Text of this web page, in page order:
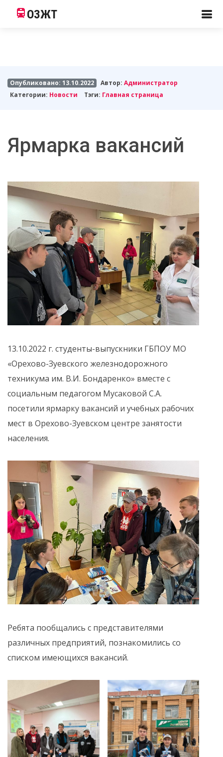
ОЗЖТ
Опубликовано: 13.10.2022 Автор:Администратор
Категории: Новости Тэги: Главная страница
Ярмарка вакансий
13.10.2022 г. студенты-выпускники ГБПОУ МО
«Орехово-Зуевского железнодорожного
техникума им. В.И. Бондаренко» вместе с
социальным педагогом Мусаковой С.А.
посетили ярмарку вакансий и учебных рабочих
мест в Орехово-Зуевском центре занятости
населения.
Ребята пообщались с представителями
различных предприятий, познакомились со
списком имеющихся вакансий.